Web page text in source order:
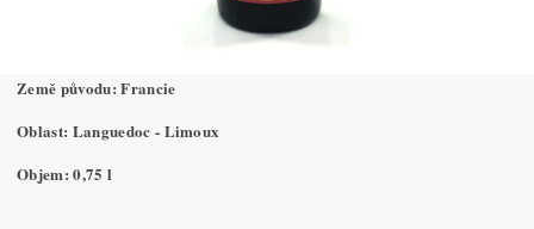
Země původu: Francie
Oblast: Languedoc - Limoux
Objem: 0,75 l